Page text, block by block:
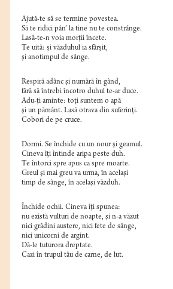
Ajută-te să se termine povestea.
Să te ridici pân’ la tine nu te constrânge.
Lasă-te-n voia morţii încete.
Te uită: şi văzduhul ia sfârşit,
şi anotimpul de sânge.
Respiră adânc şi numără în gând,
fără să întrebi încotro duhul te-ar duce.
Adu-ţi aminte: toţi suntem o apă
şi un pământ. Lasă otrava din suferinţi.
Cobori de pe cruce.
Dormi. Se închide cu un nour şi geamul.
Cineva îţi întinde aripa peste duh.
Te întorci spre apus ca spre moarte.
Greul şi mai greu va urma, în acelaşi
timp de sânge, în acelaşi văzduh.
Închide ochii. Cineva îţi spunea:
nu există vulturi de noapte, şi n-a văzut
nici grădini austere, nici fete de sânge,
nici unicorni de argint.
Dă-le tuturora dreptate.
Cazi în trupul tău de carne, de lut.